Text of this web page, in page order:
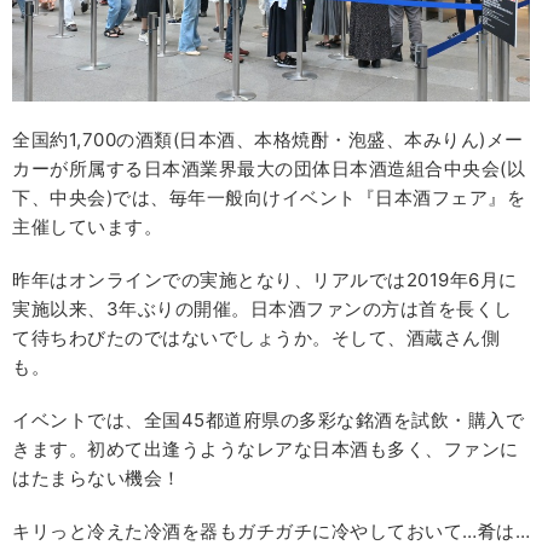
全国約1,700の酒類(日本酒、本格焼酎・泡盛、本みりん)メー
カーが所属する日本酒業界最大の団体日本酒造組合中央会(以
下、中央会)では、毎年一般向けイベント『日本酒フェア』を
主催しています。
昨年はオンラインでの実施となり、リアルでは2019年6月に
実施以来、3年ぶりの開催。日本酒ファンの方は首を長くし
て待ちわびたのではないでしょうか。そして、酒蔵さん側
も。
イベントでは、全国45都道府県の多彩な銘酒を試飲・購入で
きます。初めて出逢うようなレアな日本酒も多く、ファンに
はたまらない機会！
キリっと冷えた冷酒を器もガチガチに冷やしておいて…肴は…